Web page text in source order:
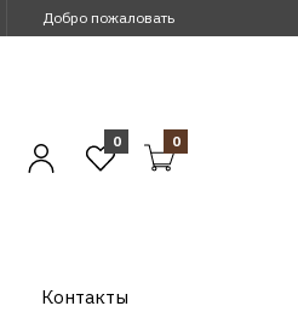
Добро пожаловать
0 0
Контакты